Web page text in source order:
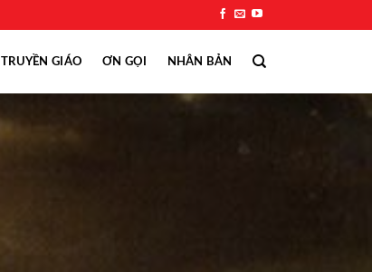
TRUYỀN GIÁO ƠN GỌI NHÂN BẢN